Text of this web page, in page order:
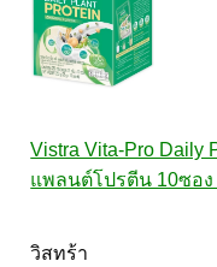
Vistra Vita-Pro Daily
แพลนต์โปรตีน 10ซอง
วิสทร้า